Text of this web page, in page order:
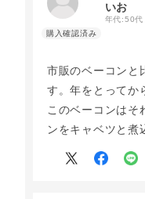
いお
年代:50代
市販のベーコンと
す。年をとってか
このベーコンはそ
ンをキャベツと煮